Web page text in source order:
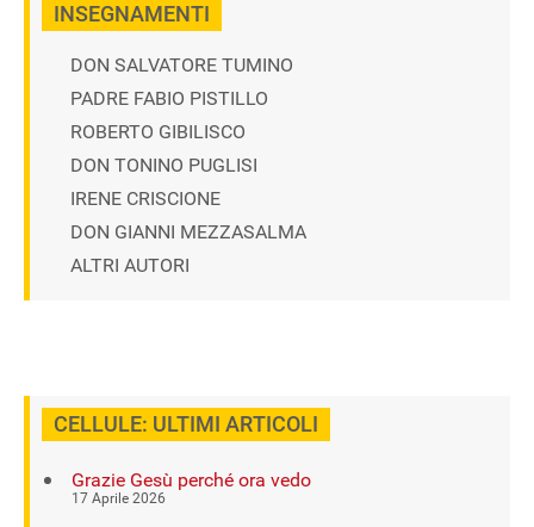
INSEGNAMENTI
DON SALVATORE TUMINO
PADRE FABIO PISTILLO
ROBERTO GIBILISCO
DON TONINO PUGLISI
IRENE CRISCIONE
DON GIANNI MEZZASALMA
ALTRI AUTORI
CELLULE: ULTIMI ARTICOLI
Grazie Gesù perché ora vedo
17 Aprile 2026